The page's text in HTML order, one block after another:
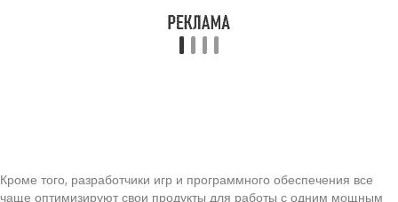
Кроме того, разработчики игр и программного обеспечения все
чаще оптимизируют свои продукты для работы с одним мощным